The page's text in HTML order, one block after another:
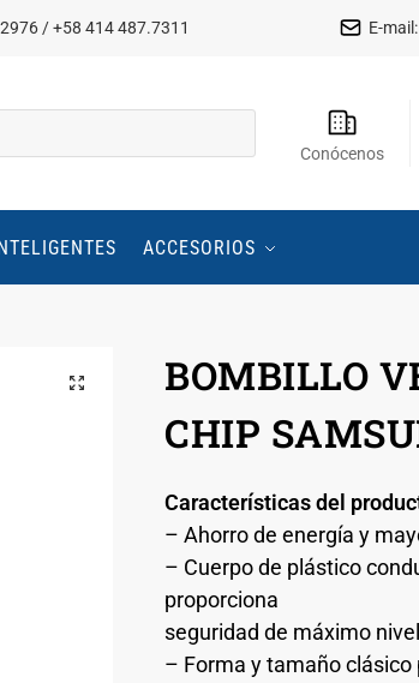
/ +58 414 487.7311 E-mail:
Conócenos
ACCESORIOS
BOMBILLO
CHIP
Características del
– Ahorro de energía y
– Cuerpo de plástico
proporciona
seguridad de máximo
– Forma y tamaño clásico